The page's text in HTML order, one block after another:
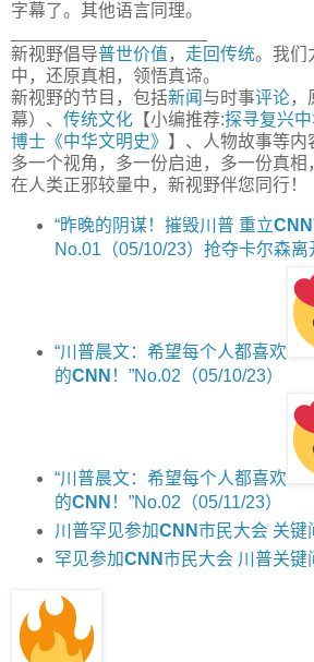
字幕了。其他语言同理。
新视野倡导普世价值， 走回传统。我们
中，还原真相，领悟真谛。
新视野的节目，包括新闻 与时事评论，
幕）、 传统文化 【小编推荐:探寻复兴
博士《中华文明史》 】、人物故事等内
多一个视角，多一份启迪，多一份真相
在人类正邪较量中，新视野伴您同行！
“昨晚的阴谋！摧毁川普 重立CNN
No.01（05/10/23）抢夺卡尔森
“川普晨文：希望每个人都喜欢
的CNN ！”No.02（05/10/23）
“川普晨文：希望每个人都喜欢
的CNN ！”No.02（05/11/23）
川普罕见参加CNN市民大会 关键
罕见参加CNN市民大会 川普关键